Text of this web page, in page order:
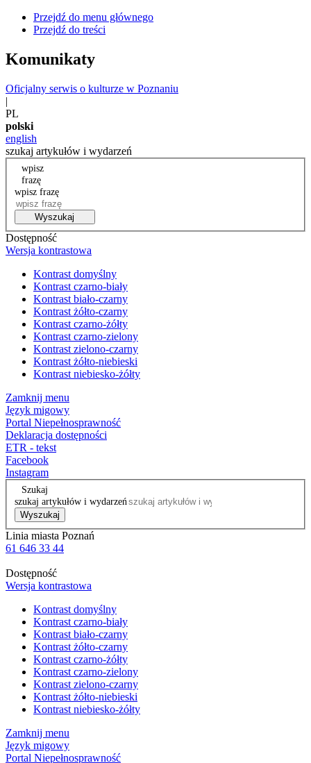
Przejdź do menu głównego
Przejdź do treści
Komunikaty
Oficjalny serwis o kulturze w Poznaniu
|
PL
polski
english
szukaj artykułów i wydarzeń
wpisz
frazę
wpisz frazę
Wyszukaj
Dostępność
Wersja kontrastowa
Kontrast domyślny
Kontrast czarno-biały
Kontrast biało-czarny
Kontrast żółto-czarny
Kontrast czarno-żółty
Kontrast czarno-zielony
Kontrast zielono-czarny
Kontrast żółto-niebieski
Kontrast niebiesko-żółty
Zamknij menu
Język migowy
Portal Niepełnosprawność
Deklaracja dostępności
ETR - tekst
Facebook
Instagram
Szukaj
szukaj artykułów i wydarzeń
Wyszukaj
Linia miasta Poznań
61 646 33 44
Dostępność
Wersja kontrastowa
Kontrast domyślny
Kontrast czarno-biały
Kontrast biało-czarny
Kontrast żółto-czarny
Kontrast czarno-żółty
Kontrast czarno-zielony
Kontrast zielono-czarny
Kontrast żółto-niebieski
Kontrast niebiesko-żółty
Zamknij menu
Język migowy
Portal Niepełnosprawność